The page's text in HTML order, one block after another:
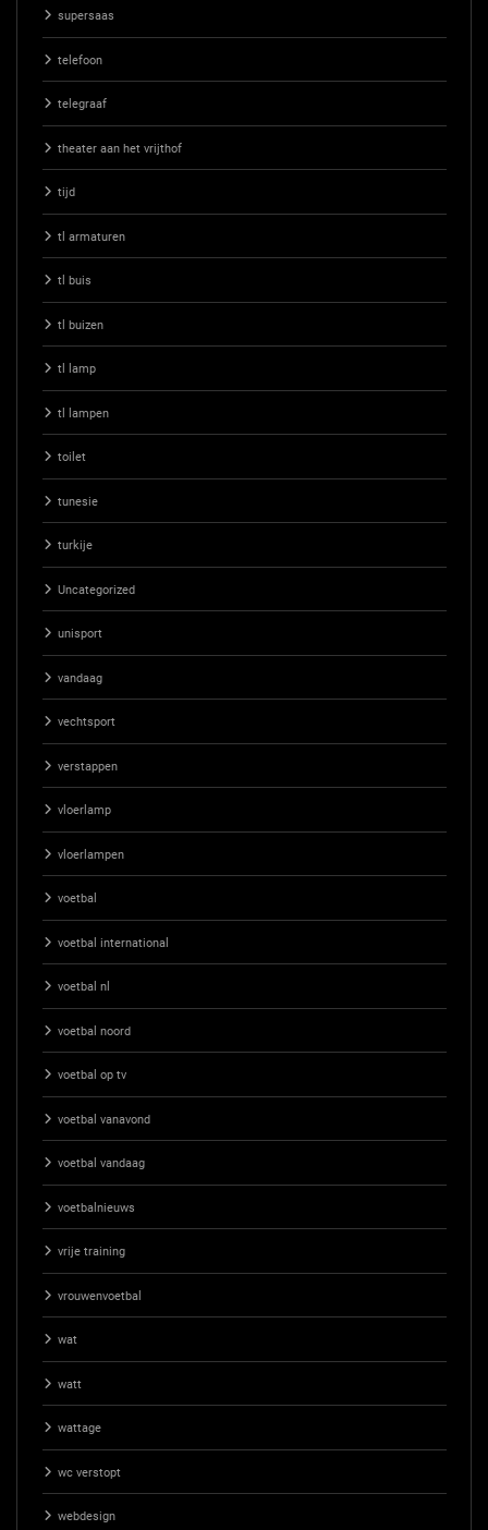
supersaas
telefoon
telegraaf
theater aan het vrijthof
tijd
tl armaturen
tl buis
tl buizen
tl lamp
tl lampen
toilet
tunesie
turkije
Uncategorized
unisport
vandaag
vechtsport
verstappen
vloerlamp
vloerlampen
voetbal
voetbal international
voetbal nl
voetbal noord
voetbal op tv
voetbal vanavond
voetbal vandaag
voetbalnieuws
vrije training
vrouwenvoetbal
wat
watt
wattage
wc verstopt
webdesign